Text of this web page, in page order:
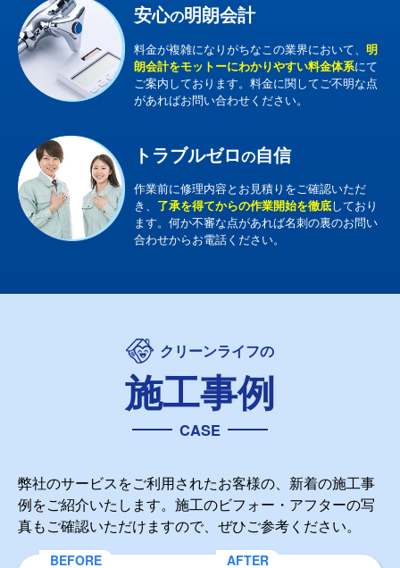
安心の明朗会計
料金が複雑になりがちなこの業界において、 明
朗会計をモットーにわかりやすい料金体系にて
ご案内しております。料金に関してご不明な点
があればお問い合わせください。
トラブルゼロの自信
作業前に修理内容とお見積りをご確認いただ
き、 了承を得てからの作業開始を徹底しており
ます。何か不審な点があれば名刺の裏のお問い
合わせからお電話ください。
クリーンライフの
施工事例
CASE
弊社のサービスをご利用されたお客様の、新着の施工事
例をご紹介いたします。施工のビフォー・アフターの写
真もご確認いただけますので、ぜひご参考ください。